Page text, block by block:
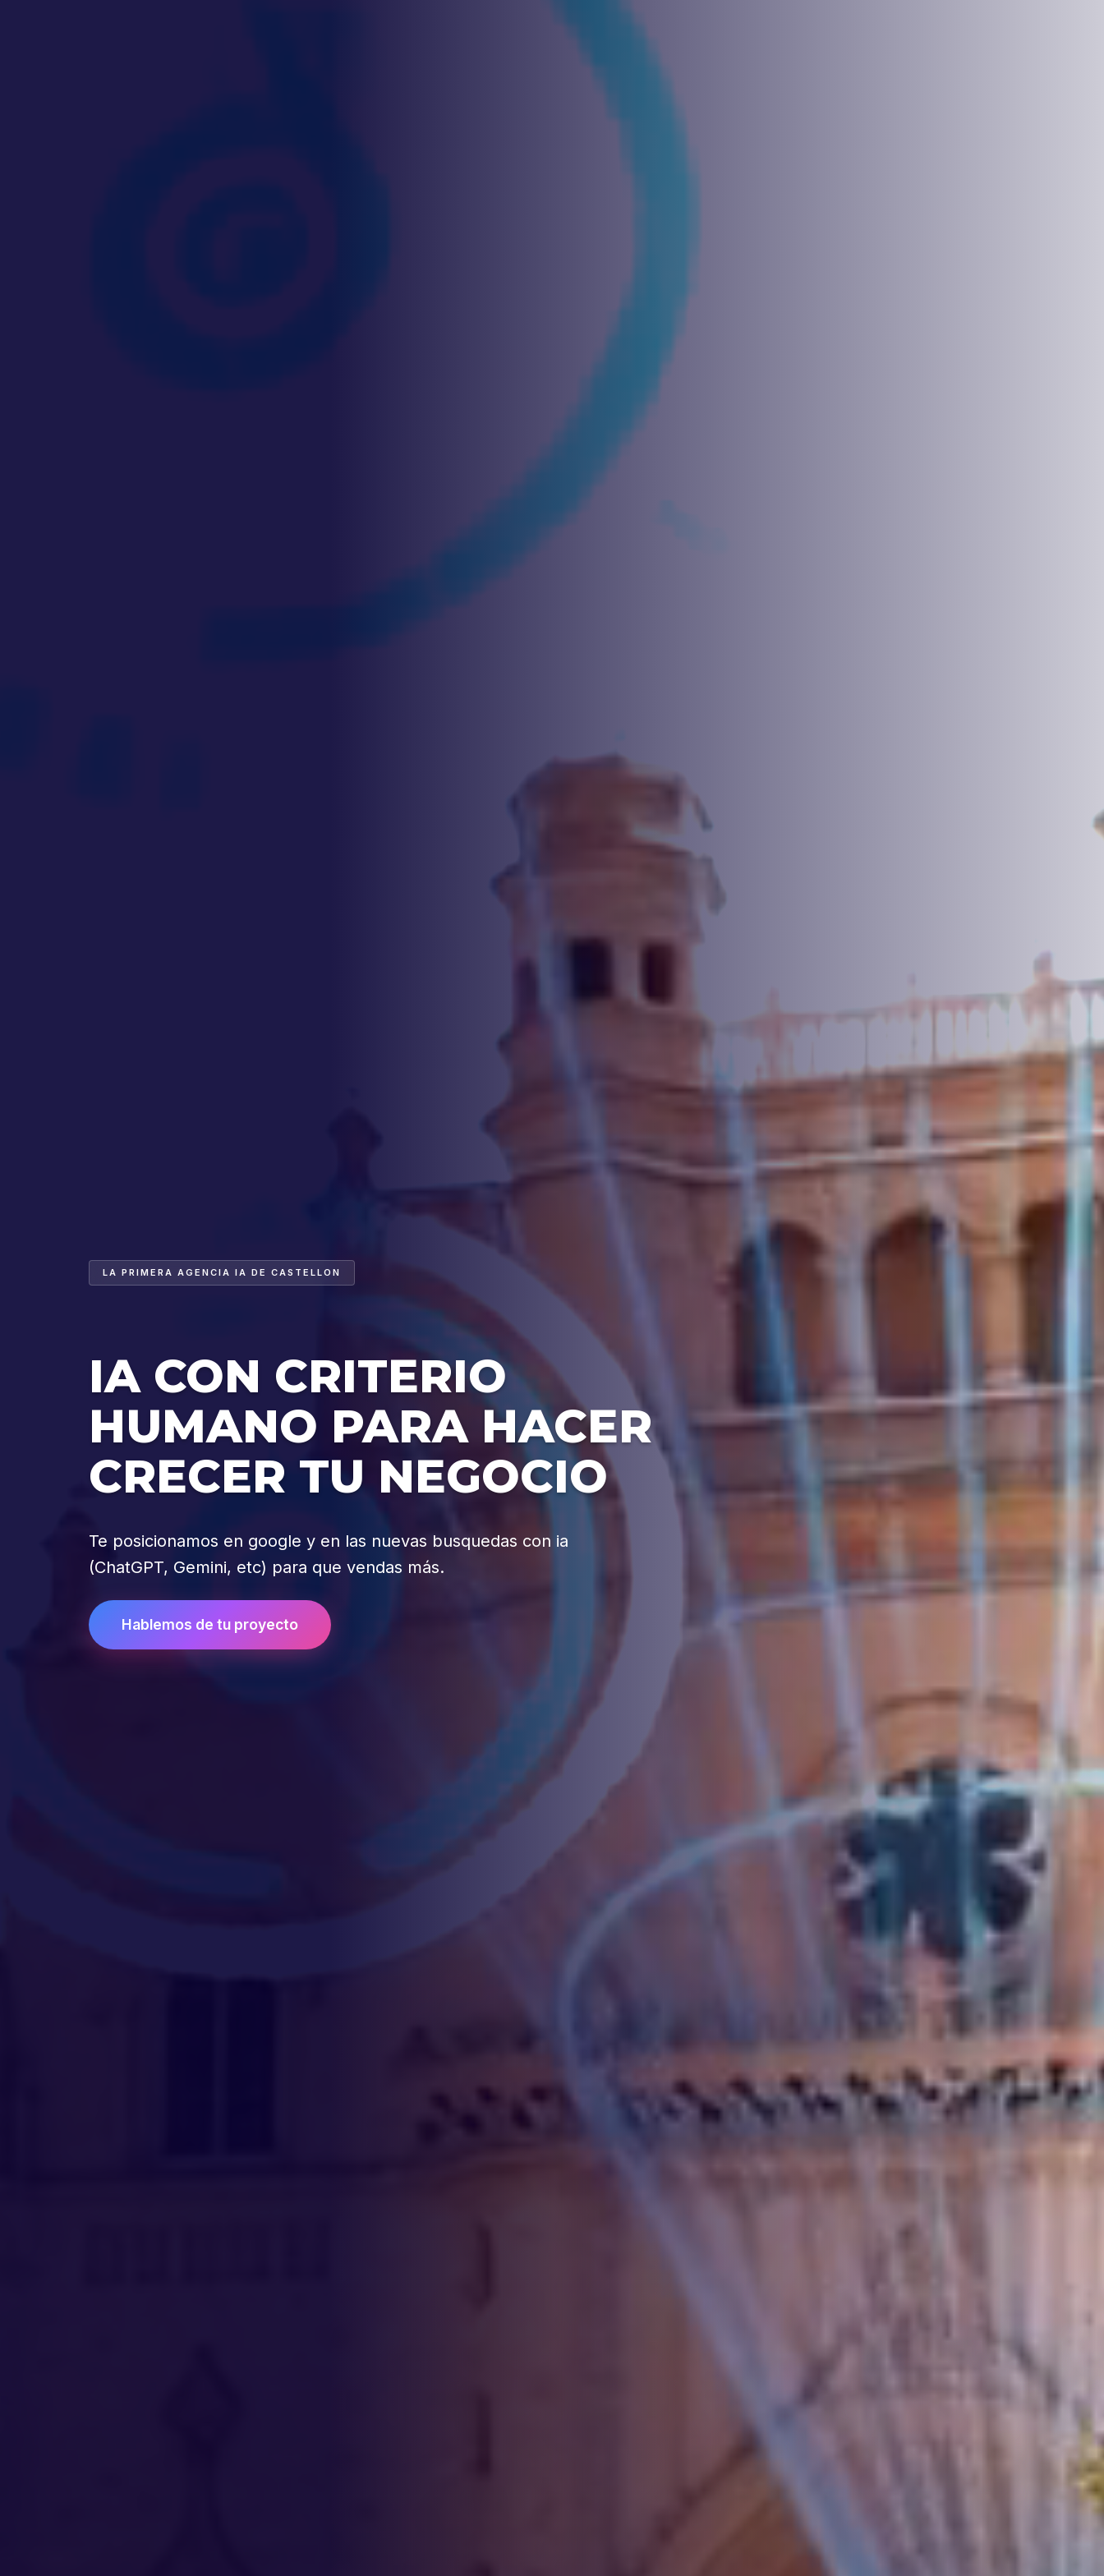
LA PRIMERA AGENCIA IA DE CASTELLON
IA CON CRITERIO
HUMANO PARA HACER
CRECER TU NEGOCIO
Te posicionamos en google y en las nuevas busquedas con ia
(ChatGPT, Gemini, etc) para que vendas más.
Hablemos de tu proyecto